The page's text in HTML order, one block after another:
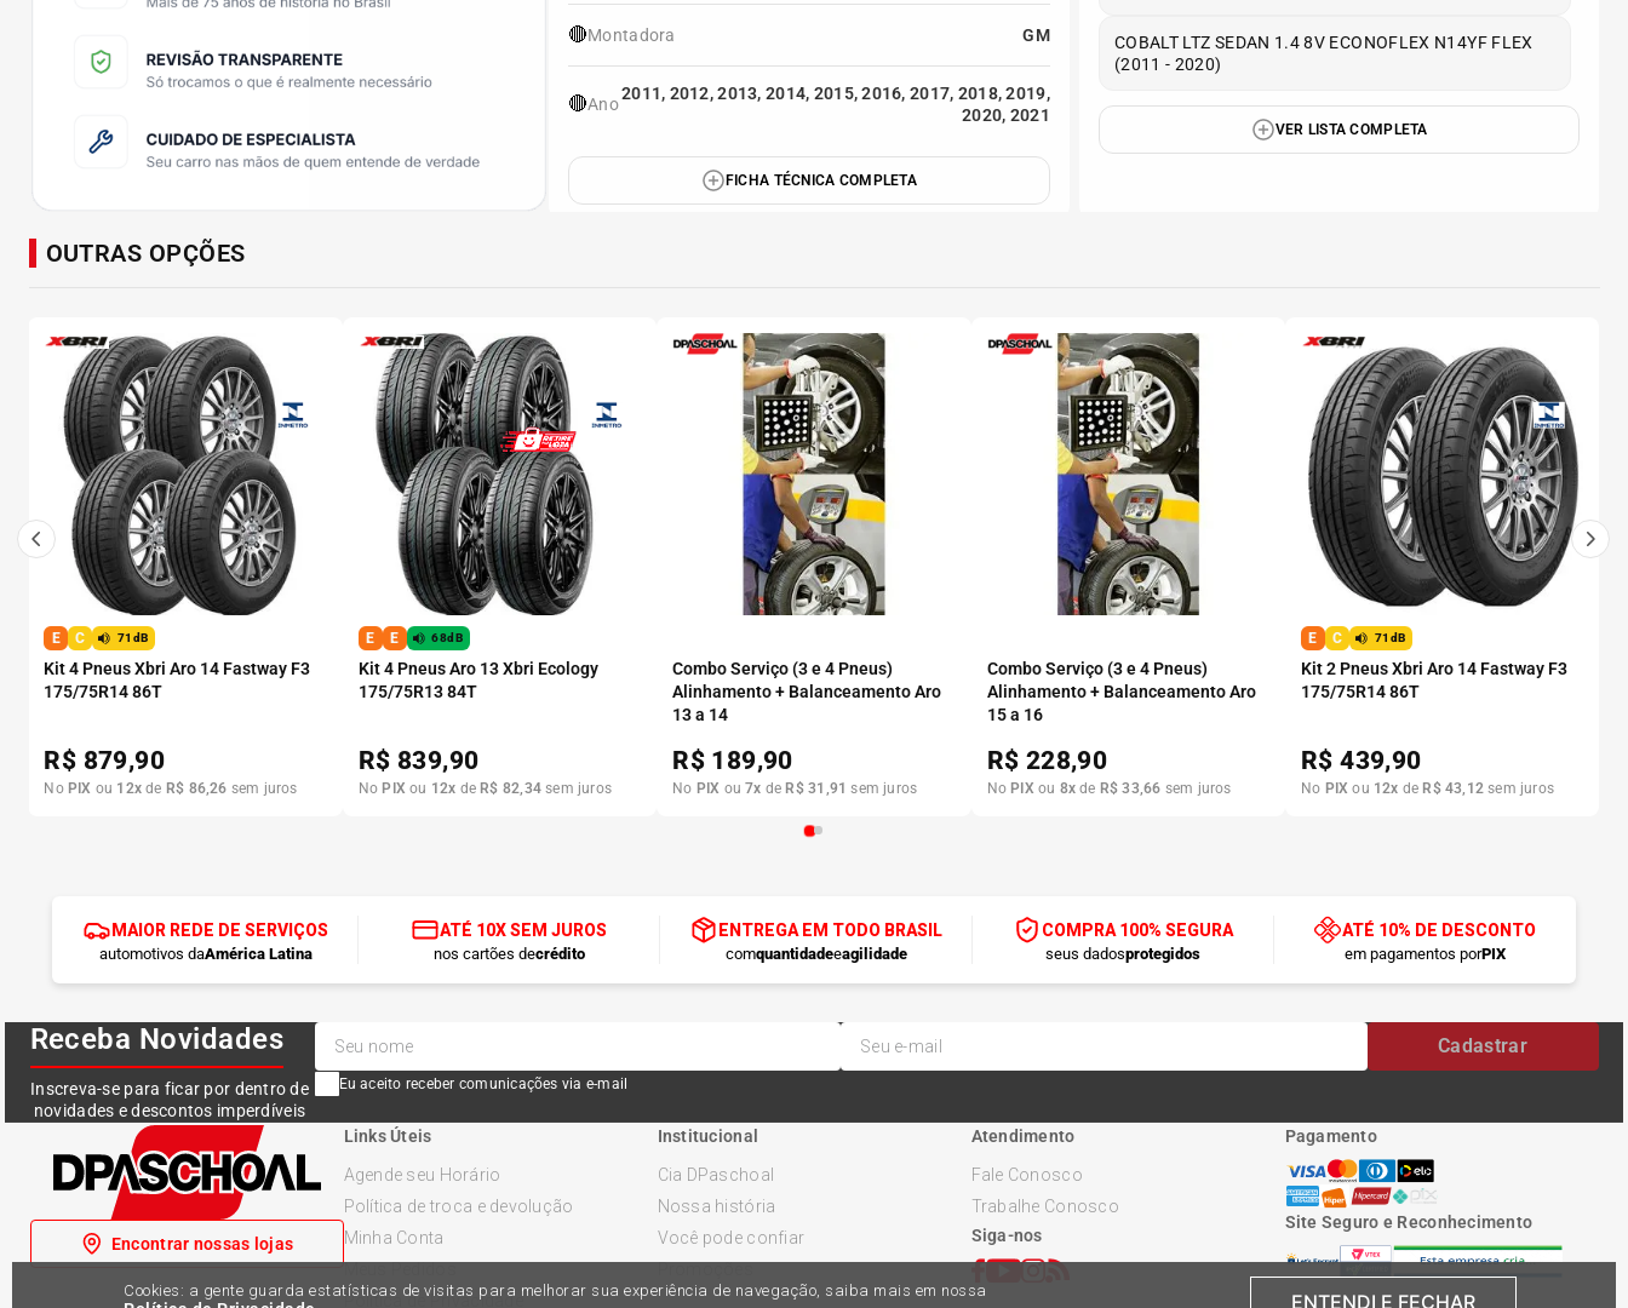
Cookies: a gente guarda estatísticas de visitas para melhorar sua experiência de navegação, saiba mais em nossa ENTENDI E FECHAR
🔴Montadora GM
🔴Ano
2011, 2012, 2013, 2014, 2015, 2016, 2017, 2018, 2019,
2020, 2021
FICHA TÉCNICA COMPLETA
COBALT LTZ SEDAN 1.4 8V ECONOFLEX N14YF FLEX
(2011 - 2020)
VER LISTA COMPLETA
OUTRAS OPÇÕES
E C 71dB
Kit 4 Pneus Xbri Aro 14 Fastway F3
175/75R14 86T
R$ 879,90
No PIX ou 12x de R$ 86,26 sem juros
E E 68dB
Kit 4 Pneus Aro 13 Xbri Ecology
175/75R13 84T
R$ 839,90
No PIX ou 12x de R$ 82,34sem juros
Combo Serviço (3 e 4 Pneus)
Alinhamento + Balanceamento Aro
13 a 14
R$ 189,90
No PIX ou7x de R$ 31 ,91 sem juros
Combo Serviço (3 e 4 Pneus)
Alinhamento + Balanceamento Aro
15 a 16
R$ 228,90
No PIX ou 8x de R$ 33,66 sem juros
E C 71dB
Kit 2 Pneus Xbri Aro 14 Fastway F3
175/75R14 86T
R$439,90
No PIX ou 12x de R$ 43, 12 sem juros
MAIOR REDE DE SERVIÇOS
automotivos daAmérica Latina
ATÉ 10X SEM JUROS
nos cartões decrédito
ENTREGA EM TODO BRASIL
comquantidadeeagilidade
COMPRA 100% SEGURA
seus dadosprotegidos
ATÉ 10% DE DESCONTO
em pagamentos porPIX
Receba Novidades
Inscreva-se para ficar por dentro de
novidades e descontos imperdíveis
Cadastrar
Eu aceito receber comunicações via e-mail
Encontrar nossas lojas
Links Úteis
Agende seu Horário
Política de troca e devolução
Minha Conta
Política de Privacidade
Institucional
Cia DPaschoal
Nossa história
Você pode confiar
Atendimento
Fale Conosco
Trabalhe Conosco
Siga-nos
Pagamento
Site Seguro e Reconhecimento